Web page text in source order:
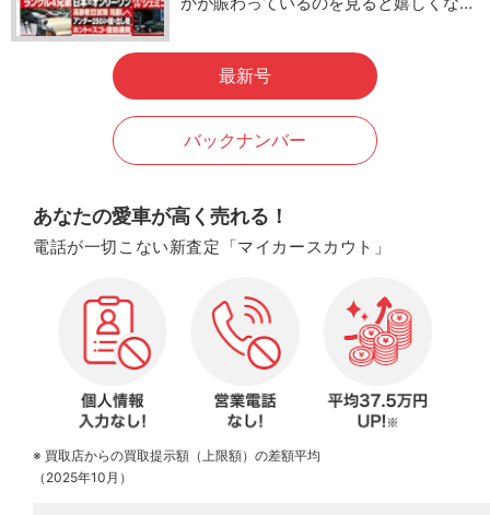
最新号
バックナンバー
あなたの愛車が高く売れる！
電話が一切こない新査定「マイカースカウト」
※ 買取店からの買取提示額（上限額）の差額平均
（2025年10月）